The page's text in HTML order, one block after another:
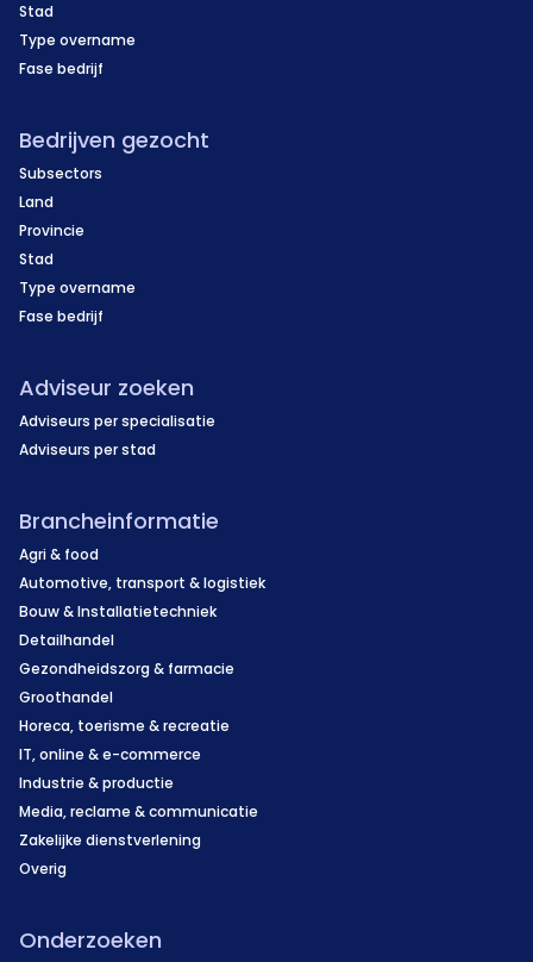
Stad
Type overname
Fase bedrijf
Bedrijven gezocht
Subsectors
Land
Provincie
Stad
Type overname
Fase bedrijf
Adviseur zoeken
Adviseurs per specialisatie
Adviseurs per stad
Brancheinformatie
Agri & food
Automotive, transport & logistiek
Bouw & Installatietechniek
Detailhandel
Gezondheidszorg & farmacie
Groothandel
Horeca, toerisme & recreatie
IT, online & e-commerce
Industrie & productie
Media, reclame & communicatie
Zakelijke dienstverlening
Overig
Onderzoeken